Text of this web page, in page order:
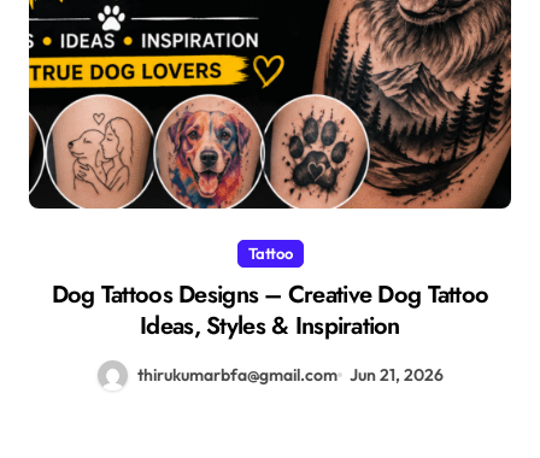
Tattoo
Dog Tattoos Designs – Creative Dog Tattoo
Ideas, Styles & Inspiration
thirukumarbfa@gmail.com Jun 21, 2026